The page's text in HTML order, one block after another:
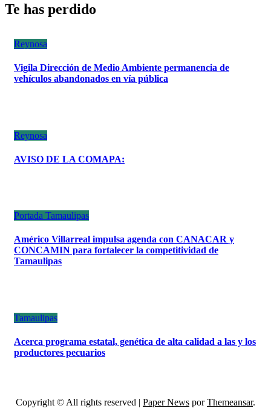
Te has perdido
Reynosa
Vigila Dirección de Medio Ambiente permanencia de
vehículos abandonados en vía pública
Reynosa
AVISO DE LA COMAPA:
Portada Tamaulipas
Américo Villarreal impulsa agenda con CANACAR y
CONCAMIN para fortalecer la competitividad de
Tamaulipas
Tamaulipas
Acerca programa estatal, genética de alta calidad a las y los
productores pecuarios
Copyright © All rights reserved | Paper News porThemeansar.